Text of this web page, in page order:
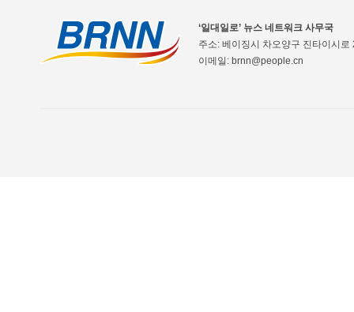
‘일대일로’ 뉴스 네트워크 사무국
주소: 베이징시 차오양구 진타이시
이메일: brnn@people.cn